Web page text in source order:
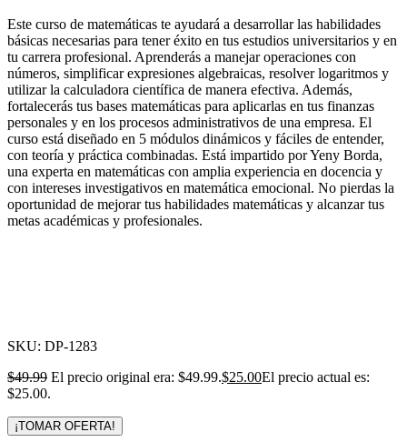
Este curso de matemáticas te ayudará a desarrollar las habilidades
básicas necesarias para tener éxito en tus estudios universitarios y en
tu carrera profesional. Aprenderás a manejar operaciones con
números, simplificar expresiones algebraicas, resolver logaritmos y
utilizar la calculadora científica de manera efectiva. Además,
fortalecerás tus bases matemáticas para aplicarlas en tus finanzas
personales y en los procesos administrativos de una empresa. El
curso está diseñado en 5 módulos dinámicos y fáciles de entender,
con teoría y práctica combinadas. Está impartido por Yeny Borda,
una experta en matemáticas con amplia experiencia en docencia y
con intereses investigativos en matemática emocional. No pierdas la
oportunidad de mejorar tus habilidades matemáticas y alcanzar tus
metas académicas y profesionales.
SKU: DP-1283
$49.99 El precio original era: $49.99.$25.00El precio actual es:
$25.00.
¡TOMAR OFERTA!